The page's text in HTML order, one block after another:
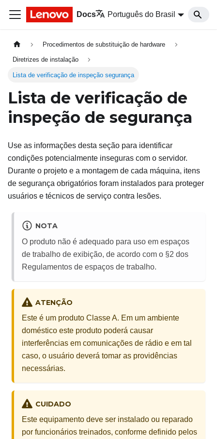
Docs Português do Brasil
Procedimentos de substituição de hardware
Diretrizes de instalação
Lista de verificação de inspeção segurança
Lista de verificação de
inspeção de segurança
Use as informações desta seção para identificar
condições potencialmente inseguras com o servidor.
Durante o projeto e a montagem de cada máquina, itens
de segurança obrigatórios foram instalados para proteger
usuários e técnicos de serviço contra lesões.
NOTA
O produto não é adequado para uso em espaços
de trabalho de exibição, de acordo com o §2 dos
Regulamentos de espaços de trabalho.
ATENÇÃO
Este é um produto Classe A. Em um ambiente
doméstico este produto poderá causar
interferências em comunicações de rádio e em tal
caso, o usuário deverá tomar as providências
necessárias.
CUIDADO
Este equipamento deve ser instalado ou reparado
por funcionários treinados, conforme definido pelos